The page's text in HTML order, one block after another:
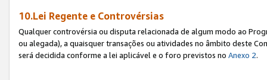
10.Lei Regente e Controvérsias
Qualquer controvérsia ou disputa relacionada de algum modo ao
ou alegada), a quaisquer transações ou atividades no âmbito deste
será decidida conforme a lei aplicável e o foro previstos no Anexo 2.